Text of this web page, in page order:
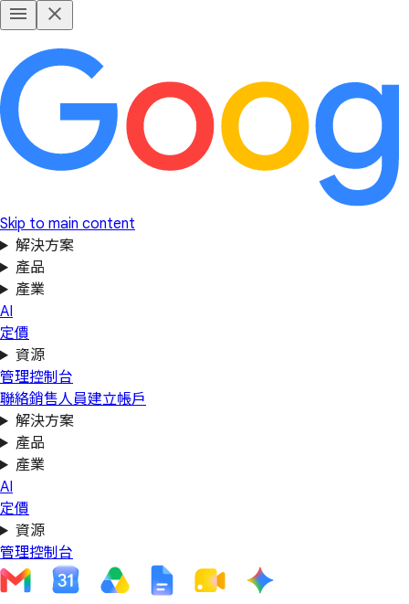
Skip to main content
解決方案
產品
產業
AI
定價
資源
管理控制台
聯絡銷售人員建立帳戶
解決方案
產品
產業
AI
定價
資源
管理控制台